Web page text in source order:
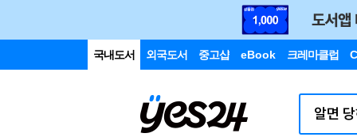
국내도서 외국도서 중고샵 eBook 크레마클럽